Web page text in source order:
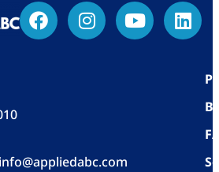
info@appliedabc.com